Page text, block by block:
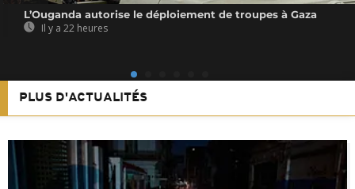
L’Ouganda autorise le déploiement de troupes à Gaza
Il y a 22 heures
PLUS D'ACTUALITÉS